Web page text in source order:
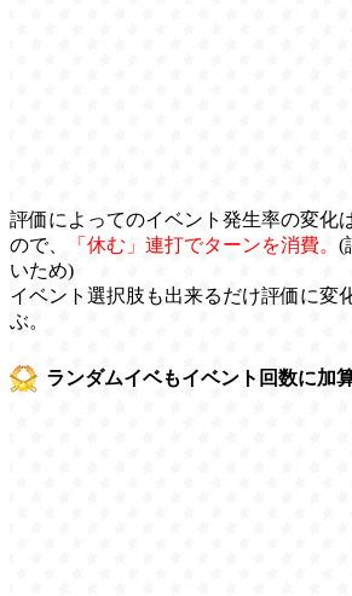
評価によってのイベント発生率の変化
ので、
「休む」連打でターンを消費。 (
いため)
イベント選択肢も出来るだけ評価に変
ぶ。
ランダムイベもイベント回数に加